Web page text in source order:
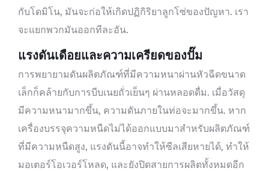
กับโดมิโน, มันจะก่อให้เกิดปฏิกิริยาลูกโซ่ของปัญหา. เรา
จะแยกพวกมันออกทีละอัน.
แรงดันเดือยและความเครียดของปั๊ม
การพยายามดันผลิตภัณฑ์ที่มีความหนาผ่านหัวฉีดขนาด
เล็กก็คล้ายกับการบีบเนยถั่วเย็นๆ ผ่านหลอดดื่ม. เมื่อวัสดุ
มีความหนามากขึ้น, ความดันภายในท่อจะมากขึ้น. หาก
เครื่องบรรจุความหนืดไม่ได้ออกแบบมาสำหรับผลิตภัณฑ์
ที่มีความหนืดสูง, แรงดันนี้อาจทำให้ซีลเสียหายได้, ทำให้
มอเตอร์โอเวอร์โหลด, และยังปิดสายการผลิตทั้งหมดอีก